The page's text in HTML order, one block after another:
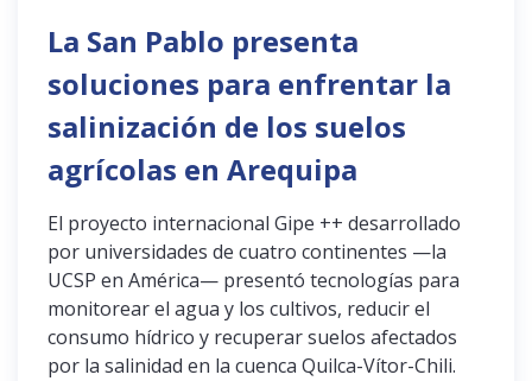
La San Pablo presenta
soluciones para enfrentar la
salinización de los suelos
agrícolas en Arequipa
El proyecto internacional Gipe ++ desarrollado
por universidades de cuatro continentes —la
UCSP en América— presentó tecnologías para
monitorear el agua y los cultivos, reducir el
consumo hídrico y recuperar suelos afectados
por la salinidad en la cuenca Quilca-Vítor-Chili.